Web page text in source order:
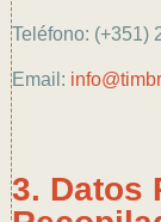
Teléfono: (+351)
Email:
3. Datos